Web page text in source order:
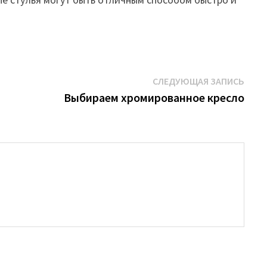
СЛЕДУЮЩАЯ ЗАПИСЬ
Выбираем хромированное кресло